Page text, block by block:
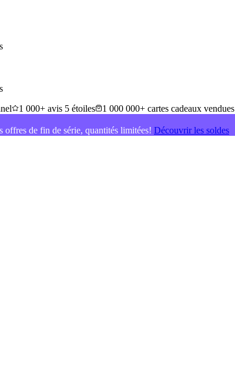
1 000+ avis 5 étoiles 1 000 000+ cartes cadeaux vendues
de fin de série, quantités limitées! Découvrir les soldes